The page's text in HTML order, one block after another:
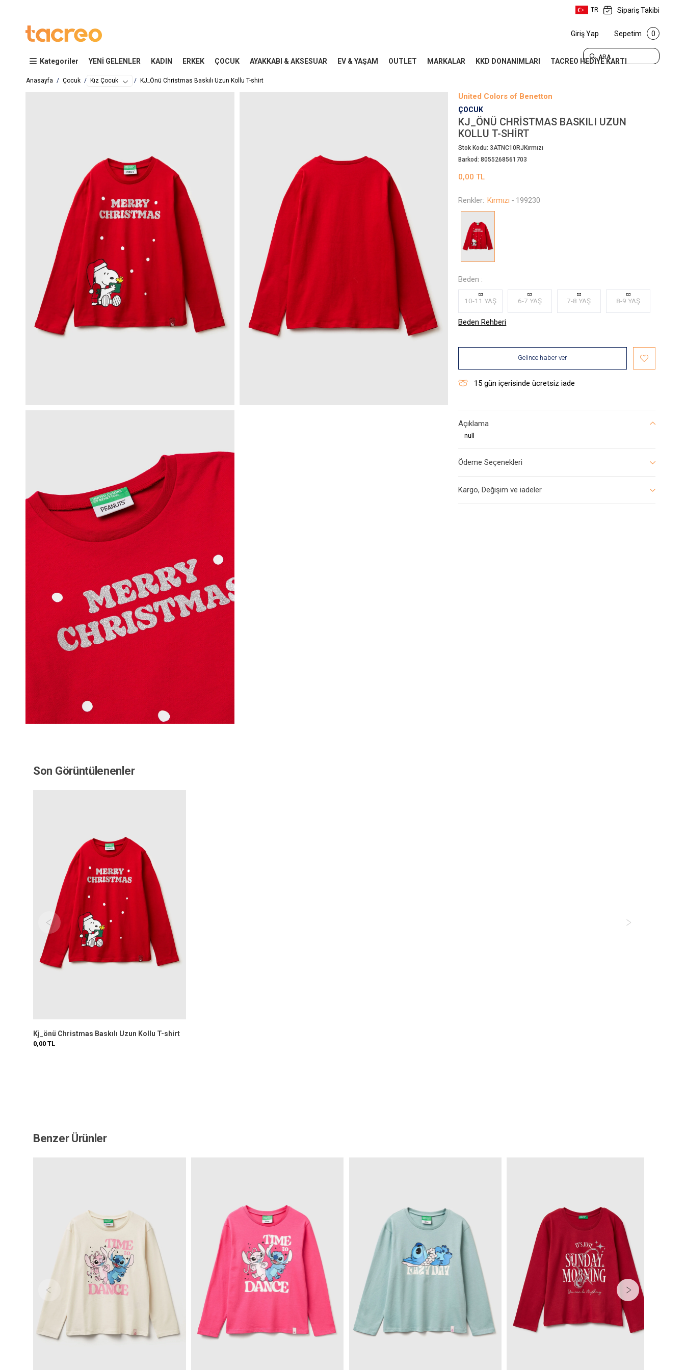
TR Sipariş Takibi
ARA
Giriş Yap Sepetim 0
Kategoriler YENİ GELENLER KADIN ERKEK ÇOCUK AYAKKABI & AKSESUAR EV & YAŞAM OUTLET MARKALAR KKD DONANIMLARI TACREO HEDİYE KARTI
KJ_Önü Christmas Baskılı Uzun Kollu T-shirt
Kız Çocuk
Çocuk
Anasayfa
United Colors of Benetton
ÇOCUK
KJ_ÖNÜ CHRISTMAS BASKILI UZUN
KOLLU T-SHIRT
Stok Kodu:3ATNC10RJKırmızı
Barkod:8055268561703
0,00TL
Beden Rehberi
Beden :
10-11 YAŞ 6-7 YAŞ 7-8 YAŞ 8-9 YAŞ
Renkler: Kırmızı - 199230
Gelince haber ver
15 gün içerisinde ücretsiz iade
Açıklama
null
Ödeme Seçenekleri
Kargo, Değişim ve iadeler
Son Görüntülenenler
Kj_önü Christmas Baskılı Uzun Kollu T-shirt
0,00 TL
Benzer Ürünler